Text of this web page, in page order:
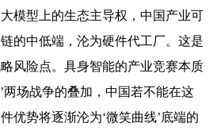
模型上的生态主导权，中国产业可
的中低端，沦为硬件代工厂。这是
风险点。具身智能的产业竞赛本质
两场战争的叠加，中国若不能在这
优势将逐渐沦为‘微笑曲线’底端的